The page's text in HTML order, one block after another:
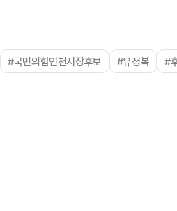
#국민의힘인천시장후보 #유정복 #